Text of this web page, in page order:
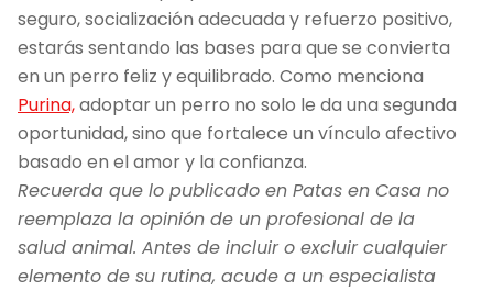
seguro, socialización adecuada y refuerzo positivo,
estarás sentando las bases para que se convierta
en un perro feliz y equilibrado. Como menciona
Purina,adoptar un perro no solo le da una segunda
oportunidad, sino que fortalece un vínculo afectivo
basado en el amor y la confianza.
Recuerda que lo publicado en Patas en Casa no
reemplaza la opinión de un profesional de la
salud animal. Antes de incluir o excluir cualquier
elemento de su rutina, acude a un especialista